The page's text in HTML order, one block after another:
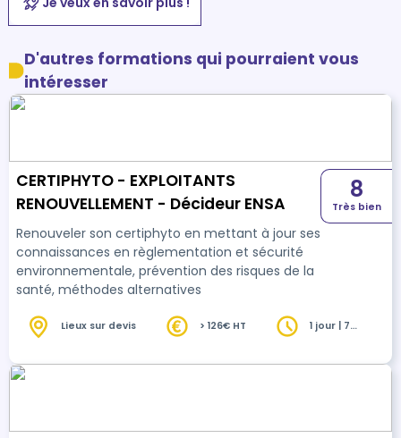
D'autres formations qui pourraient vous
intéresser
CERTIPHYTO - EXPLOITANTS
RENOUVELLEMENT - Décideur ENSA
Renouveler son certiphyto en mettant à jour ses
connaissances en règlementation et sécurité
environnementale, prévention des risques de la
santé, méthodes alternatives
8
Très bien
Lieux sur devis > 126€ HT
1 jour | 7